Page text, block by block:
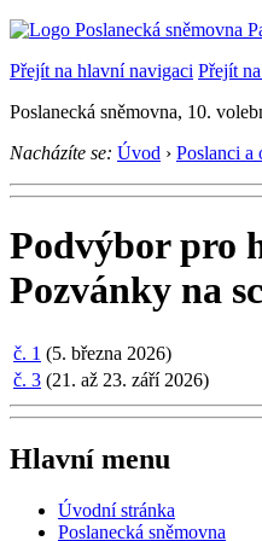
Přejít na hlavní navigaci Přejít
Poslanecká sněmovna, 10.
Nacházíte se: Úvod › Poslanci a
Podvýbor pro
Pozvánky na
č. 1 (5. března 2026)
č. 3 (21. až 23. září 2026)
Hlavní menu
Úvodní stránka
Poslanecká sněmovna